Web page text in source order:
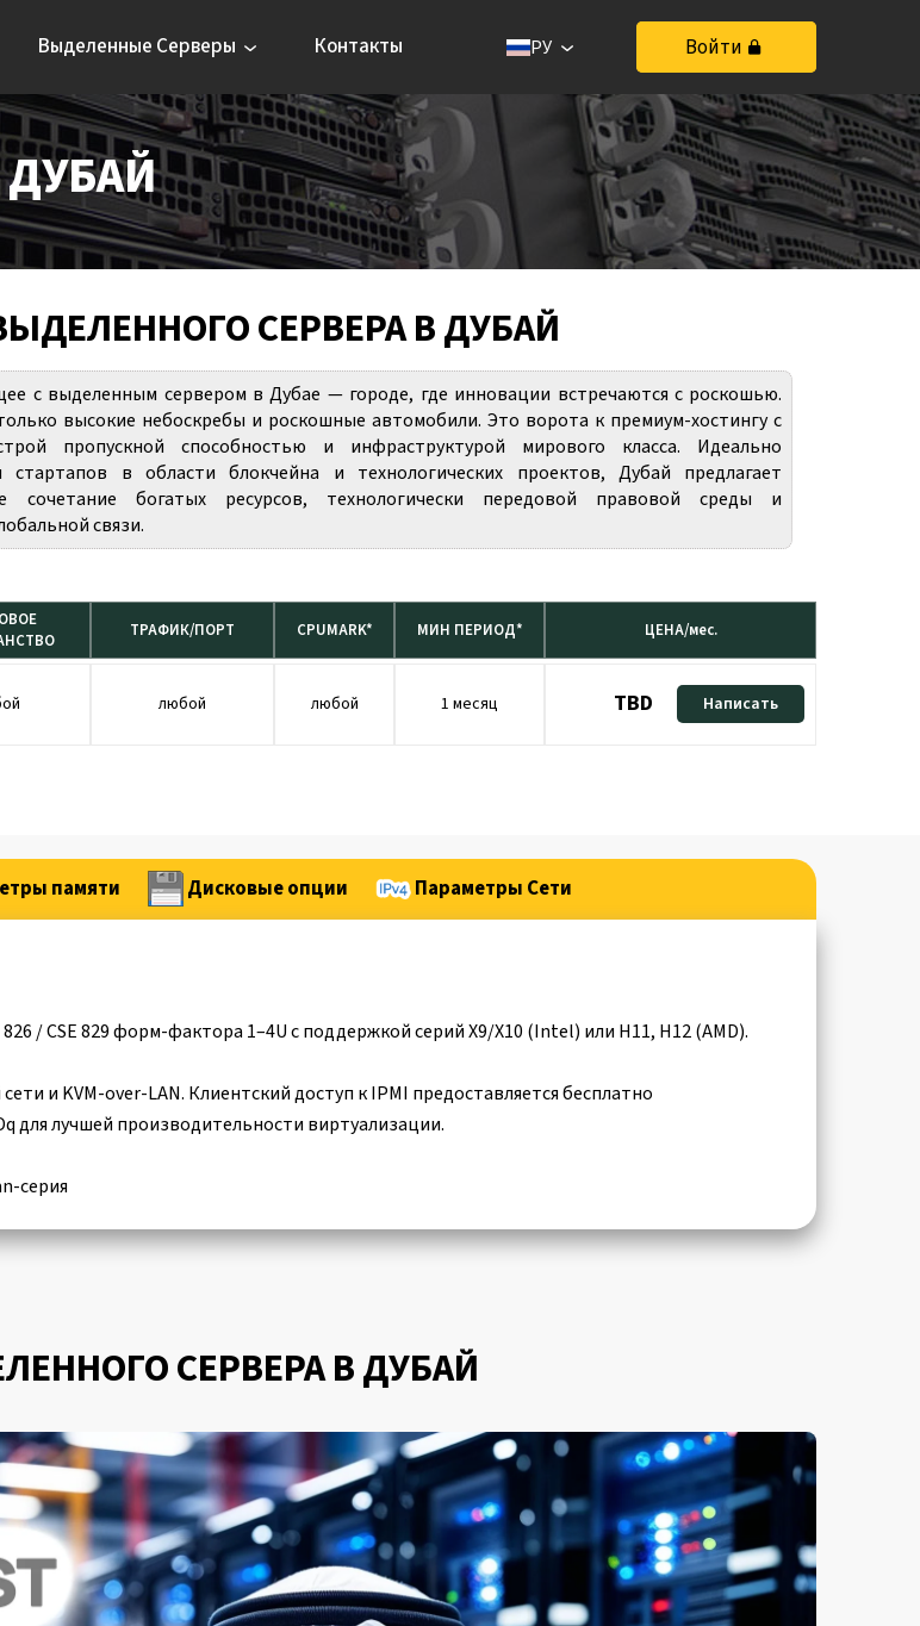
Выделенные Серверы Контакты РУ Войти
СЕРВЕРА В ДУБАЙ
с выделенным сервером в Дубае — городе, где инновации встречаются с роскошью.
высокие небоскребы и роскошные автомобили. Это ворота к премиум-хостингу с
пропускной способностью и инфраструктурой мирового класса. Идеально
стартапов в области блокчейна и технологических проектов, Дубай предлагает
сочетание богатых ресурсов, технологически передовой правовой среды и
связи.
ТРАФИК/ПОРТ CPUMARK* МИН ПЕРИОД* ЦЕНА/мес.
любой любой 1 месяц TBD Написать
памяти Дисковые опции Параметры Сети
/ CSE 829 форм-фактора 1–4U с поддержкой серий X9/X10 (Intel) или H11, H12 (AMD).
и KVM-over-LAN. Клиентский доступ к IPMI предоставляется бесплатно
для лучшей производительности виртуализации.
серия
СЕРВЕРА В ДУБАЙ